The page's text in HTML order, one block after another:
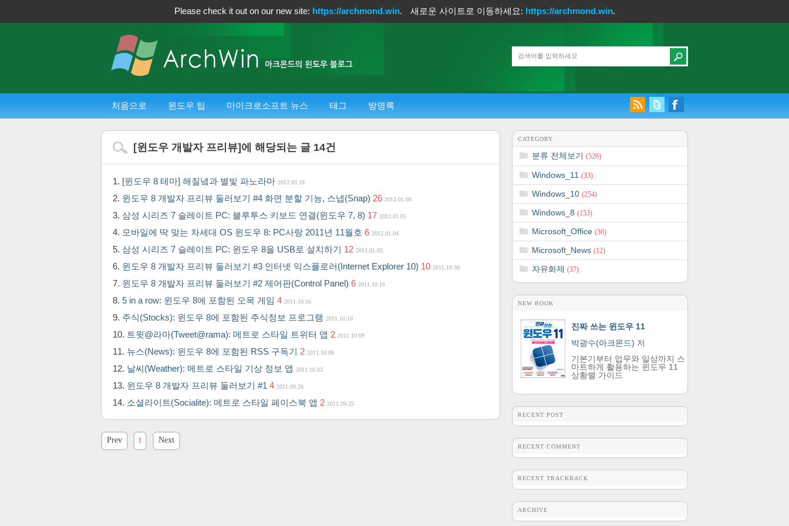
Please check it out on our new site: https://archmond.win. 새로운 사이트로 이동하세요: https://archmond.win.
처음으로 윈도우 팁 마이크로소프트 뉴스 태그 방명록
[윈도우 개발자 프리뷰]에 해당되는 글 14건
[윈도우 8 테마] 해질녘과 별빛 파노라마 2012.03.18
윈도우 8 개발자 프리뷰 둘러보기 #4 화면 분할 기능, 스냅(Snap) 26 2012.01.08
삼성 시리즈 7 슬레이트 PC: 블루투스 키보드 연결(윈도우 7, 8) 17 2012.01.05
모바일에 딱 맞는 차세대 OS 윈도우 8: PC사랑 2011년 11월호 6 2012.01.04
삼성 시리즈 7 슬레이트 PC: 윈도우 8을 USB로 설치하기 12 2012.01.02
윈도우 8 개발자 프리뷰 둘러보기 #3 인터넷 익스플로러(Internet Explorer 10) 10 2011.10.30
윈도우 8 개발자 프리뷰 둘러보기 #2 제어판(Control Panel) 6 2011.10.16
5 in a row: 윈도우 8에 포함된 오목 게임 4 2011.10.16
주식(Stocks): 윈도우 8에 포함된 주식정보 프로그램 2011.10.10
트윗@라마(Tweet@rama): 메트로 스타일 트위터 앱 2 2011.10.09
뉴스(News): 윈도우 8에 포함된 RSS 구독기 2 2011.10.08
날씨(Weather): 메트로 스타일 기상 정보 앱 2011.10.02
윈도우 8 개발자 프리뷰 둘러보기 #1 4 2011.09.26
소셜라이트(Socialite): 메트로 스타일 페이스북 앱 2 2011.09.25
Prev 1 Next
CATEGORY
분류 전체보기 (526)
Windows_11 (33)
Windows_10 (254)
Windows_8 (153)
Microsoft_Office (36)
Microsoft_News (12)
자유화제 (37)
NEW BOOK
진짜 쓰는 윈도우 11
박광수(아크몬드) 저
기본기부터 업무와 일상까지 스
마트하게 활용하는 윈도우 11
상황별 가이드
RECENT POST
RECENT COMMENT
RECENT TRACKBACK
ARCHIVE